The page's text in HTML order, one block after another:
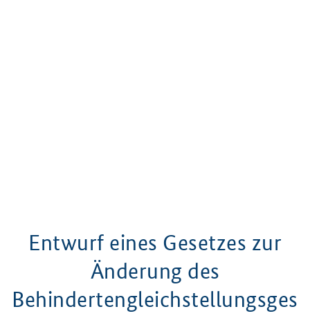
Entwurf eines Gesetzes zur
Änderung des
Behindertengleichstellungsges